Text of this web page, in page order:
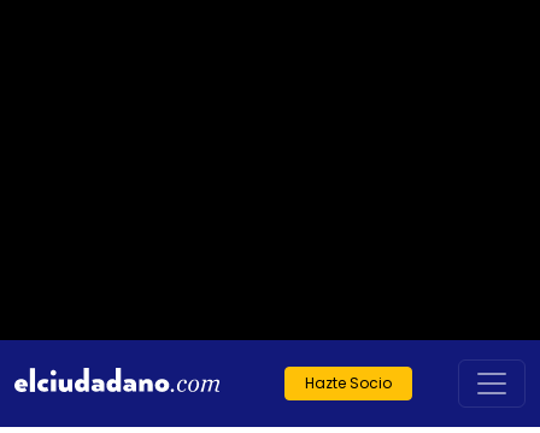
Hazte Socio